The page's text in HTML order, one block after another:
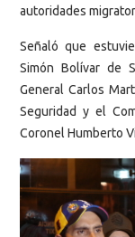
autoridades
Señaló que
Simón Bolívar de
General Carlos
Seguridad y el
Coronel Humberto